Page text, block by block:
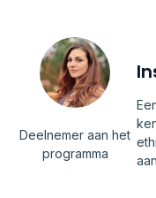
Deelnemer aan het
programma